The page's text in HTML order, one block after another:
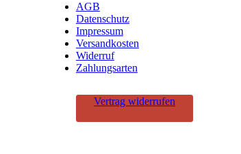
AGB
Datenschutz
Impressum
Versandkosten
Widerruf
Zahlungsarten
Vertrag widerrufen